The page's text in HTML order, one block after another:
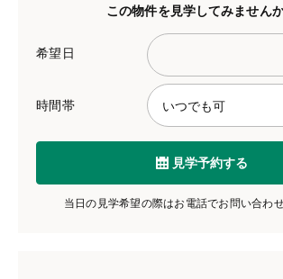
この物件を見学してみません
希望日
時間帯
見学予約する
当日の見学希望の際はお電話でお問い合わせ